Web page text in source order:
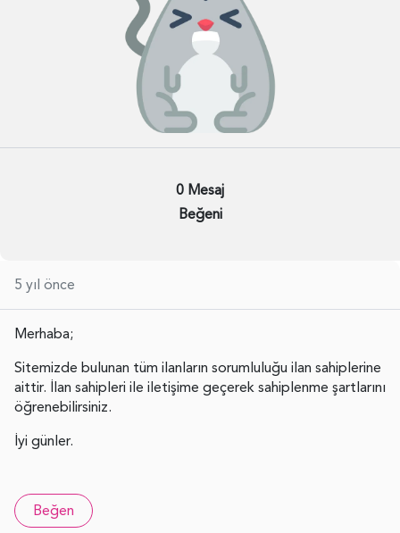
0 Mesaj
Beğeni
5 yıl önce
Merhaba;
Sitemizde bulunan tüm ilanların sorumluluğu ilan sahiplerine
aittir. İlan sahipleri ile iletişime geçerek sahiplenme şartlarını
öğrenebilirsiniz.
İyi günler.
Beğen